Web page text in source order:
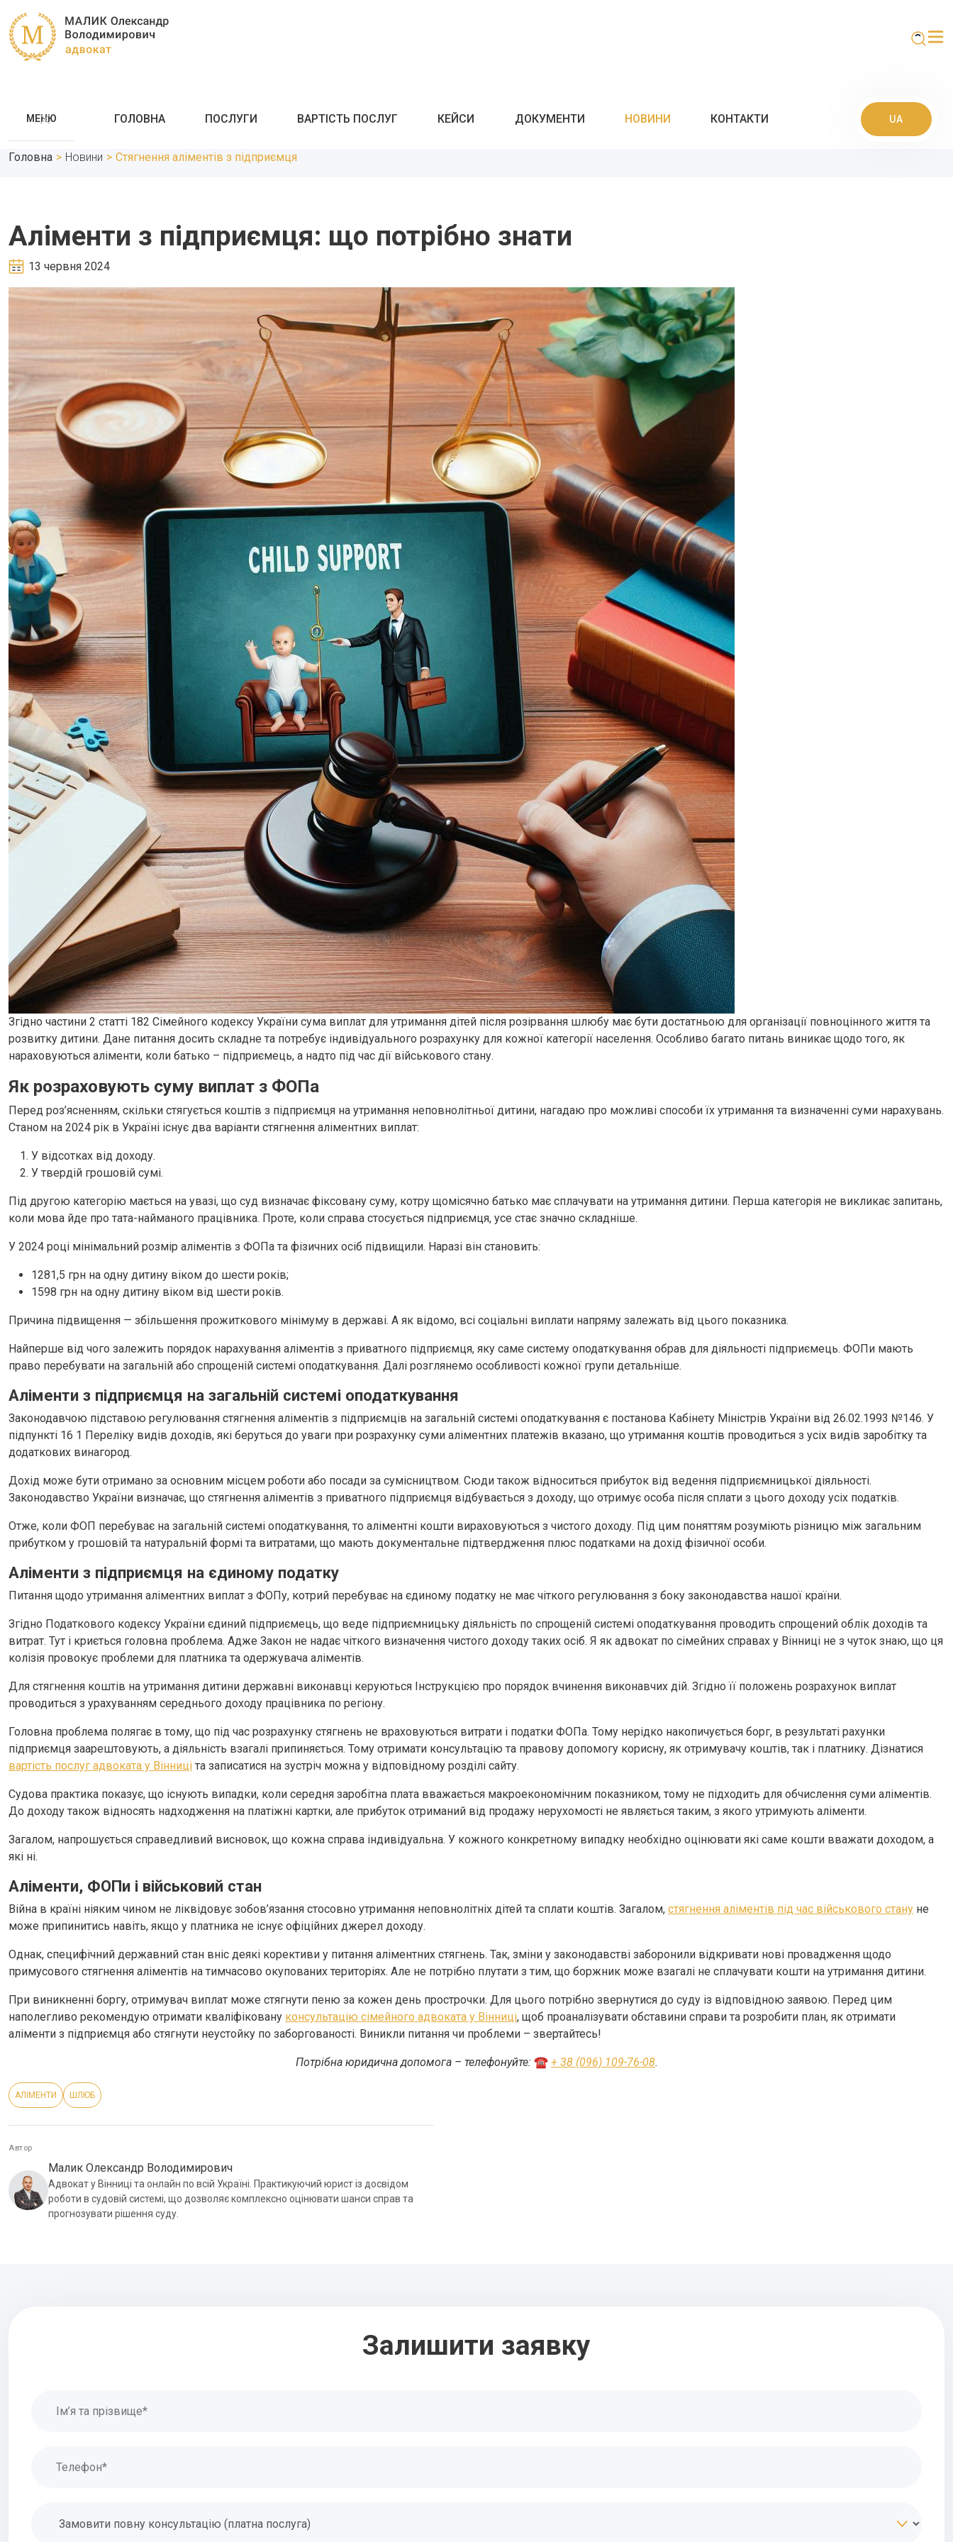
МЕНЮ ГОЛОВНА ПОСЛУГИ ВАРТІСТЬ ПОСЛУГ КЕЙСИ ДОКУМЕНТИ НОВИНИ КОНТАКТИ UA
Головна > Новини > Стягнення аліментів з підприємця
Аліменти з підприємця: що потрібно знати
13 червня 2024
Згідно частини 2 статті 182 Сімейного кодексу України сума виплат для утримання дітей після розірвання шлюбу має бути достатньою для організації повноцінного життя та
розвитку дитини. Дане питання досить складне та потребує індивідуального розрахунку для кожної категорії населення. Особливо багато питань виникає щодо того, як
нараховуються аліменти, коли батько – підприємець, а надто під час дії військового стану.
Як розраховують суму виплат з ФОПа
Перед роз’ясненням, скільки стягується коштів з підприємця на утримання неповнолітньої дитини, нагадаю про можливі способи їх утримання та визначенні суми нарахувань.
Станом на 2024 рік в Україні існує два варіанти стягнення аліментних виплат:
У відсотках від доходу.
У твердій грошовій сумі.
Під другою категорію мається на увазі, що суд визначає фіксовану суму, котру щомісячно батько має сплачувати на утримання дитини. Перша категорія не викликає запитань,
коли мова йде про тата-найманого працівника. Проте, коли справа стосується підприємця, усе стає значно складніше.
У 2024 році мінімальний розмір аліментів з ФОПа та фізичних осіб підвищили. Наразі він становить:
1281,5 грн на одну дитину віком до шести років;
1598 грн на одну дитину віком від шести років.
Причина підвищення — збільшення прожиткового мінімуму в державі. А як відомо, всі соціальні виплати напряму залежать від цього показника.
Найперше від чого залежить порядок нарахування аліментів з приватного підприємця, яку саме систему оподаткування обрав для діяльності підприємець. ФОПи мають
право перебувати на загальній або спрощеній системі оподаткування. Далі розглянемо особливості кожної групи детальніше.
Аліменти з підприємця на загальній системі оподаткування
Законодавчою підставою регулювання стягнення аліментів з підприємців на загальній системі оподаткування є постанова Кабінету Міністрів України від 26.02.1993 №146. У
підпункті 16 1 Переліку видів доходів, які беруться до уваги при розрахунку суми аліментних платежів вказано, що утримання коштів проводиться з усіх видів заробітку та
додаткових винагород.
Дохід може бути отримано за основним місцем роботи або посади за сумісництвом. Сюди також відноситься прибуток від ведення підприємницької діяльності.
Законодавство України визначає, що стягнення аліментів з приватного підприємця відбувається з доходу, що отримує особа після сплати з цього доходу усіх податків.
Отже, коли ФОП перебуває на загальній системі оподаткування, то аліментні кошти вираховуються з чистого доходу. Під цим поняттям розуміють різницю між загальним
прибутком у грошовій та натуральній формі та витратами, що мають документальне підтвердження плюс податками на дохід фізичної особи.
Аліменти з підприємця на єдиному податку
Питання щодо утримання аліментних виплат з ФОПу, котрий перебуває на єдиному податку не має чіткого регулювання з боку законодавства нашої країни.
Згідно Податкового кодексу України єдиний підприємець, що веде підприємницьку діяльність по спрощеній системі оподаткування проводить спрощений облік доходів та
витрат. Тут і криється головна проблема. Адже Закон не надає чіткого визначення чистого доходу таких осіб. Я як адвокат по сімейних справах у Вінниці не з чуток знаю, що ця
колізія провокує проблеми для платника та одержувача аліментів.
Для стягнення коштів на утримання дитини державні виконавці керуються Інструкцією про порядок вчинення виконавчих дій. Згідно її положень розрахунок виплат
проводиться з урахуванням середнього доходу працівника по регіону.
Головна проблема полягає в тому, що під час розрахунку стягнень не враховуються витрати і податки ФОПа. Тому нерідко накопичується борг, в результаті рахунки
підприємця заарештовують, а діяльність взагалі припиняється. Тому отримати консультацію та правову допомогу корисну, як отримувачу коштів, так і платнику. Дізнатися
вартість послуг адвоката у Вінниці та записатися на зустріч можна у відповідному розділі сайту.
Судова практика показує, що існують випадки, коли середня заробітна плата вважається макроекономічним показником, тому не підходить для обчислення суми аліментів.
До доходу також відносять надходження на платіжні картки, але прибуток отриманий від продажу нерухомості не являється таким, з якого утримують аліменти.
Загалом, напрошується справедливий висновок, що кожна справа індивідуальна. У кожного конкретному випадку необхідно оцінювати які саме кошти вважати доходом, а
які ні.
Аліменти, ФОПи і військовий стан
Війна в країні ніяким чином не ліквідовує зобов’язання стосовно утримання неповнолітніх дітей та сплати коштів. Загалом, стягнення аліментів під час військового стану не
може припинитись навіть, якщо у платника не існує офіційних джерел доходу.
Однак, специфічний державний стан вніс деякі корективи у питання аліментних стягнень. Так, зміни у законодавстві заборонили відкривати нові провадження щодо
примусового стягнення аліментів на тимчасово окупованих територіях. Але не потрібно плутати з тим, що боржник може взагалі не сплачувати кошти на утримання дитини.
При виникненні боргу, отримувач виплат може стягнути пеню за кожен день прострочки. Для цього потрібно звернутися до суду із відповідною заявою. Перед цим
наполегливо рекомендую отримати кваліфіковану консультацію сімейного адвоката у Вінниці, щоб проаналізувати обставини справи та розробити план, як отримати
аліменти з підприємця або стягнути неустойку по заборгованості. Виникли питання чи проблеми – звертайтесь!
Потрібна юридична допомога – телефонуйте: ☎️ + 38 (096) 109-76-08.
АЛІМЕНТИ ШЛЮБ
Автор
Малик Олександр Володимирович
Адвокат у Вінниці та онлайн по всій Україні. Практикуючий юрист із досвідом
роботи в судовій системі, що дозволяє комплексно оцінювати шанси справ та
прогнозувати рішення суду.
Залишити заявку